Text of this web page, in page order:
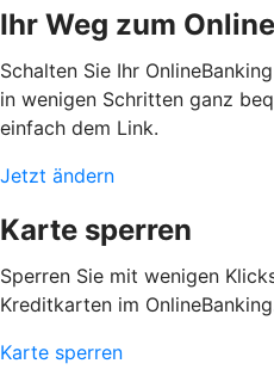
Ihr Weg zum
Schalten Sie Ihr
in wenigen Schritten ganz
einfach dem Link.
Jetzt ändern
Karte sperren
Sperren Sie mit wenigen
Kreditkarten im
Karte sperren